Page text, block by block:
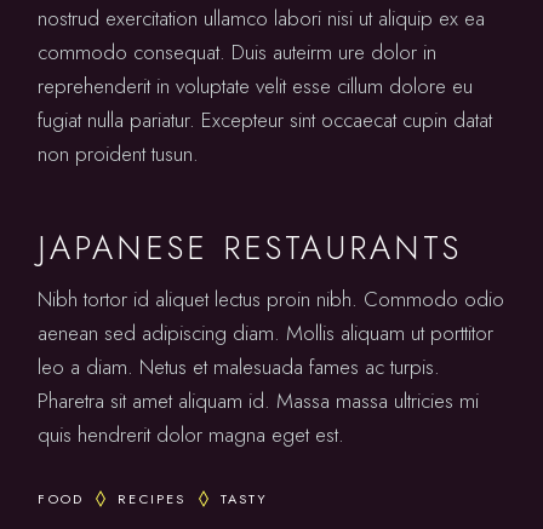
nostrud exercitation ullamco labori nisi ut aliquip ex ea
commodo consequat. Duis auteirm ure dolor in
reprehenderit in voluptate velit esse cillum dolore eu
fugiat nulla pariatur. Excepteur sint occaecat cupin datat
non proident tusun.
JAPANESE RESTAURANTS
Nibh tortor id aliquet lectus proin nibh. Commodo odio
aenean sed adipiscing diam. Mollis aliquam ut porttitor
leo a diam. Netus et malesuada fames ac turpis.
Pharetra sit amet aliquam id. Massa massa ultricies mi
quis hendrerit dolor magna eget est.
FOOD RECIPES TASTY